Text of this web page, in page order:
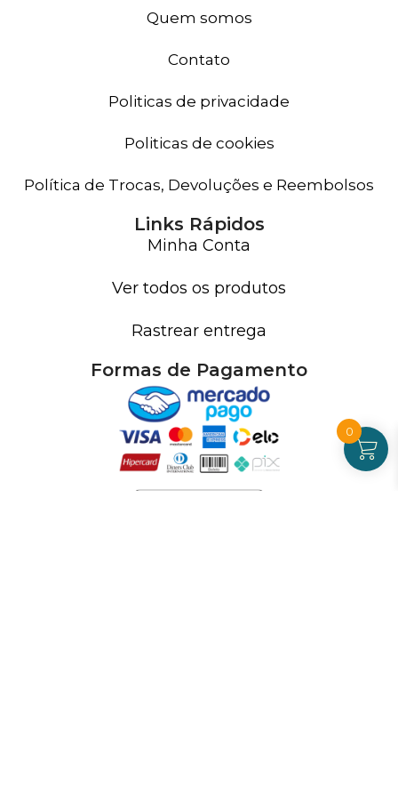
Quem somos
Contato
Politicas de privacidade
Politicas de cookies
Política de Trocas, Devoluções e Reembolsos
Links Rápidos
Minha Conta
Ver todos os produtos
Rastrear entrega
Formas de Pagamento
0